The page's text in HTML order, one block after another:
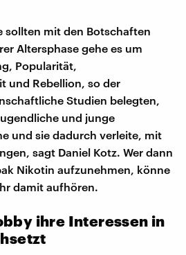
sollten mit den Botschaften
Altersphase gehe es um
Popularität,
und Rebellion, so der
Studien belegten,
und junge
und sie dadurch verleite, mit
sagt Daniel Kotz. Wer dann
Nikotin aufzunehmen, könne
damit aufhören.
ihre Interessen in